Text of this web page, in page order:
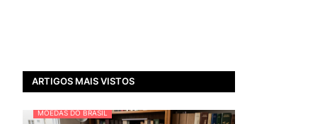
ARTIGOS MAIS VISTOS
MOEDAS DO BRASIL